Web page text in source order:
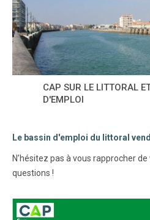
CAP SUR LE LITTORAL
D'EMPLOI
Le bassin d'emploi du littoral
N’hésitez pas à vous rapprocher
questions !